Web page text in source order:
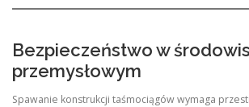
Bezpieczeństwo w
przemysłowym
Spawanie konstrukcji taśmociągów wymaga